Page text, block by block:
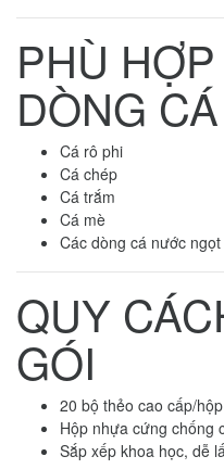
PHÙ
DÒNG CÁ
Cá rô phi
Cá chép
Cá trắm
Cá mè
Các dòng cá nước
QUY
GÓI
20 bộ thẻo cao cấp/hộp
Hộp nhựa cứng chống
Sắp xếp khoa học, dễ